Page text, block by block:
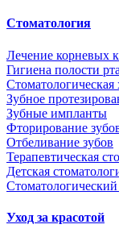
Стоматология
Лечение корневых
Гигиена полости рта
Стоматологическая
Зубное
Зубные импланты
Фторирование
Отбеливание зубов
Терапевтическая
Детская
Уход за красотой